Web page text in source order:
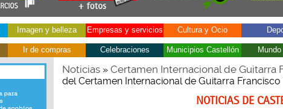
Imagen y belleza Empresas y servicios Cultura y Ocio
Ir de compras Celebraciones Municipios Castellón
Noticias» Certamen Internacional de Guitarra
del Certamen Internacional de Guitarra Francisco
NOTICIAS DE